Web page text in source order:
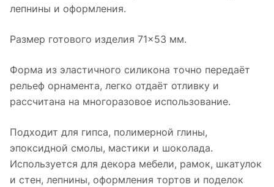
лепнины и оформления.
Размер готового изделия 71×53 мм.
Форма из эластичного силикона точно передаёт
рельеф орнамента, легко отдаёт отливку и
рассчитана на многоразовое использование.
Подходит для гипса, полимерной глины,
эпоксидной смолы, мастики и шоколада.
Используется для декора мебели, рамок, шкатулок
и стен, лепнины, оформления тортов и поделок